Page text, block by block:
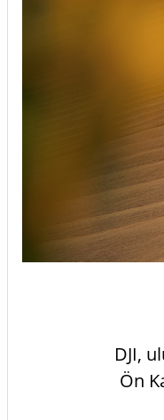
DJI,
Ön